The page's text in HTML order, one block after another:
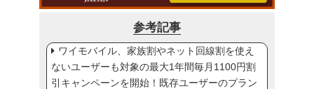
参考記事
ワイモバイル、家族割やネット回線割を使え
ないユーザーも対象の最大1年間毎月1100円割
引キャンペーンを開始！既存ユーザーのプラン